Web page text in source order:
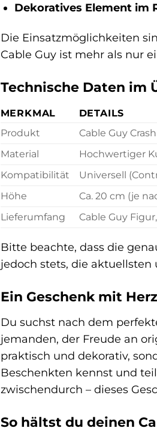
Dekoratives Element im
Die Einsatzmöglichkeiten
Cable Guy ist mehr als nur
Technische Daten im
MERKMAL
DETAILS
Produkt
Cable Guy
Material
Hochwertiger
Kompatibilität
Universell
Höhe
Ca. 20 cm (je
Lieferumfang
Cable Guy
Bitte beachte, dass die
jedoch stets, die
Ein Geschenk mit
Du suchst nach dem
jemanden, der Freude an
praktisch und dekorativ,
Beschenkten kennst und
zwischendurch – dieses
So hältst du deinen